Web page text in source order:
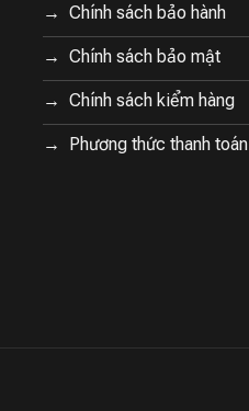
Chính sách bảo hành
Chính sách bảo mật
Chính sách kiểm hàng
Phương thức thanh toán